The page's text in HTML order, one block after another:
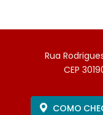
Rua
CEP
COMO